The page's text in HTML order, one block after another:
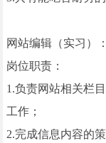
网站编辑（实习）：
岗位职责：
1.负责网站相关栏
工作；
2.完成信息内容的